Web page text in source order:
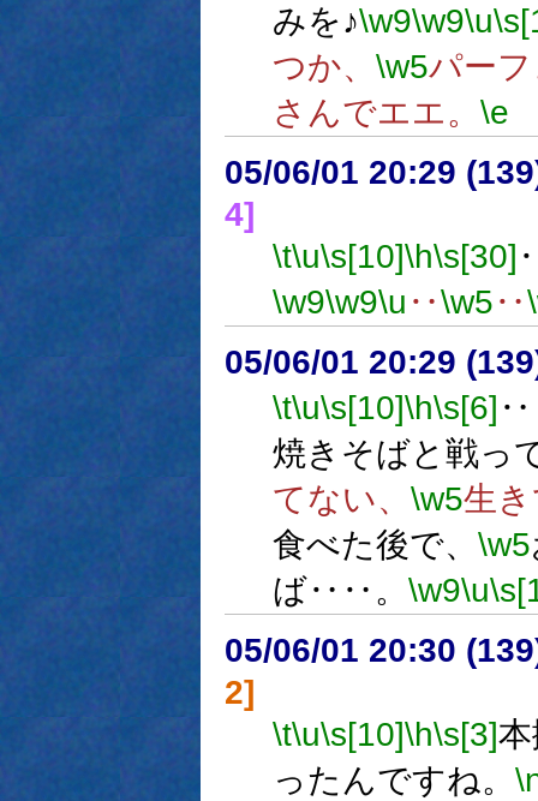
みを♪\w9\w9\u
つか、 \w5パー
さんでエエ。 \e
05/06/01 20:29
4]
\t\u\s[10]\h\s[30]
\w9\w9\u ‥\w5‥
05/06/01 20:29
\t\u\s[10]\h\s[6]
焼きそばと戦っ
てない、 \w5生
食べた後で、 \w5
ば‥‥。 \w9\u
05/06/01 20:30
2]
\t\u\s[10]\h\s[3]
ったんですね。